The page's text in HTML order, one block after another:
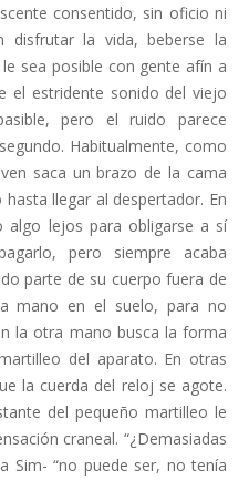
consentido, sin oficio ni
disfrutar la vida, beberse la
sea posible con gente afín a
el estridente sonido del viejo
pero el ruido parece
Habitualmente, como
saca un brazo de la cama
llegar al despertador. En
algo lejos para obligarse a sí
pero siempre acaba
parte de su cuerpo fuera de
mano en el suelo, para no
la otra mano busca la forma
del aparato. En otras
la cuerda del reloj se agote.
del pequeño martilleo le
craneal. “¿Demasiadas
Sim- “no puede ser, no tenía